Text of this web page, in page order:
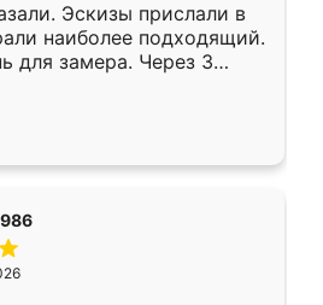
Эскизы прислали в
наиболее подходящий.
для замера. Через 3
уже готова. Остались
Спасибо Ренессанс
работу!